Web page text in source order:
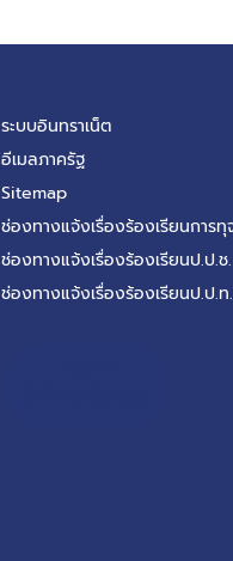
ระบบอินทราเน็ต
อีเมลภาครัฐ
Sitemap
ช่องทางแจ้งเรื่องร้องเรียนการ
ช่องทางแจ้งเรื่องร้องเรียนป.ป.ช.
ช่องทางแจ้งเรื่องร้องเรียนป.ป.ท.